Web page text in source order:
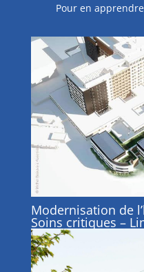
Pour en
Modernisation de
Soins critiques –